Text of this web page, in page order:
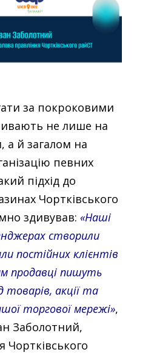
за покроковими
не лише на
а й загалом на
певних
підхід до
Чортківського
здивував: «Наші
створили
постійних клієнтів
продавці пишуть
товарів, акції та
торгової мережі»,
Заболотний,
Чортківського